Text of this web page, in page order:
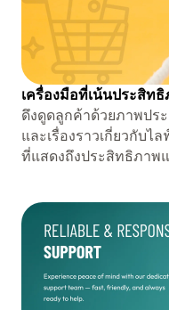
เครื่องมือที่เน้นประสิท
ดึงดูดลูกค้าด้วยภาพปร
และเรื่องราวเกี่ยวกับไ
ที่แสดงถึงประสิทธิภาพ